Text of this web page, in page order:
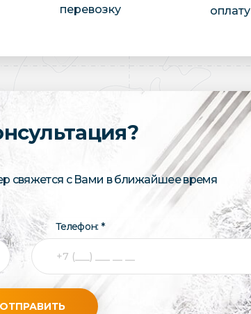
перевозку
оплату
свяжется с Вами в ближайшее время
Телефон: *
ОТПРАВИТЬ